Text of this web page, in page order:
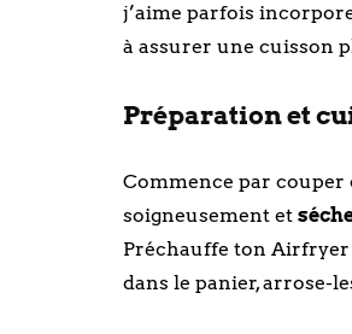
j’aime parfois
à assurer une cuisson
Préparation et
Commence par couper
soigneusement et
Préchauffe ton Airfryer
dans le panier, arrose-